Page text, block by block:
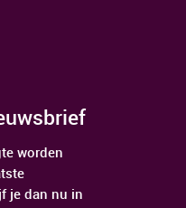
worden
je dan nu in